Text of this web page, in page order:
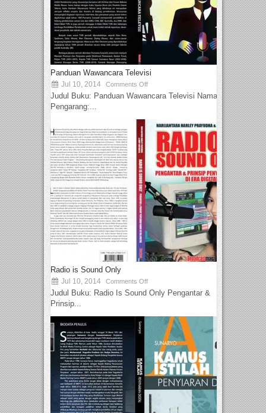
Panduan Wawancara Televisi
Jul 10, 2014 Comments Off
Judul Buku: Panduan Wawancara Televisi Nama
Pengarang:...
Radio is Sound Only
Jul 10, 2014 Comments Off
Judul Buku: Radio Is Sound Only Pengantar &
Prinsip...